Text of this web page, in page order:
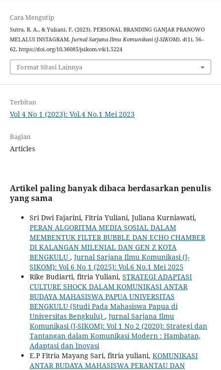
Cara Mengutip
Sutra, R. A., & Yuliani, F. (2023). PERSONAL BRANDING GANJAR PRANOWO
MELALUI INSTAGRAM. Jurnal Sarjana Ilmu Komunikasi (J-SIKOM), 4(1), 56–
62. https://doi.org/10.36085/jsikom.v4i1.5224
Format Sitasi Lainnya
Terbitan
Vol 4 No 1 (2023): Vol.4 No.1 Mei 2023
Bagian
Articles
Artikel paling banyak dibaca berdasarkan penulis
yang sama
Sri Dwi Fajarini, Fitria Yuliani, Juliana Kurniawati,
PERAN ALGORITMA MEDIA SOSIAL DALAM
MEMBENTUK FILTER BUBBLE DAN ECHO CHAMBER
DI KALANGAN MILENIAL DAN GEN Z KOTA
BENGKULU , Jurnal Sarjana Ilmu Komunikasi (J-
SIKOM): Vol 6 No 1 (2025): Vol.6 No.1 Mei 2025
Rike Budiarti, fitria Yuliani, STRATEGI ADAPTASI
CULTURE SHOCK DALAM KOMUNIKASI ANTAR
BUDAYA MAHASISWA PAPUA UNIVERSITAS
BENGKULU (Studi Pada Mahasiswa Papua di
Universitas Bengkulu) , Jurnal Sarjana Ilmu
Komunikasi (J-SIKOM): Vol 1 No 2 (2020): Strategi dan
Tantangan dalam Komunikasi Modern : Hambatan,
Adaptasi dan Inovasi
E.P Fitria Mayang Sari, fitria yuliani, KOMUNIKASI
ANTAR BUDAYA MAHASISWA PERANTAU DAN